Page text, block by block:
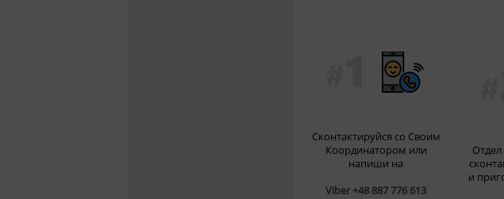
Сконтактируйся со Своим
Координатором или
напиши на
Viber +48 887 776 613
Отдел
и